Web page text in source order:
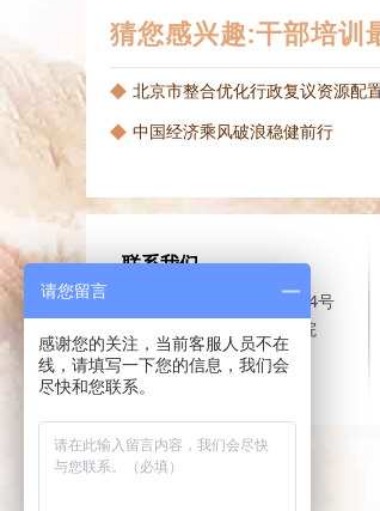
猜您感兴趣:干部培训
北京市整合优化行政复议资源配置
中国经济乘风破浪稳健前行
联系我们
重庆市沙坪坝区沙正街174号
重庆大学A区公共管理学院
请您留言
感谢您的关注，当前客服人员不在
线，请填写一下您的信息，我们会
尽快和您联系。